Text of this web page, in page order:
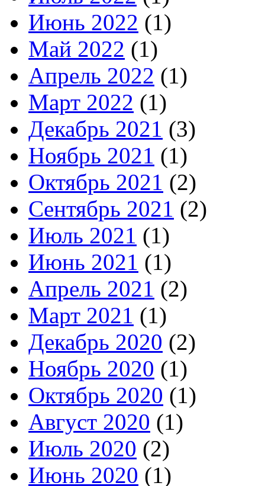
Июнь 2022 (1)
Май 2022 (1)
Апрель 2022 (1)
Март 2022 (1)
Декабрь 2021 (3)
Ноябрь 2021 (1)
Октябрь 2021 (2)
Сентябрь 2021 (2)
Июль 2021 (1)
Июнь 2021 (1)
Апрель 2021 (2)
Март 2021 (1)
Декабрь 2020 (2)
Ноябрь 2020 (1)
Октябрь 2020 (1)
Август 2020 (1)
Июль 2020 (2)
Июнь 2020 (1)